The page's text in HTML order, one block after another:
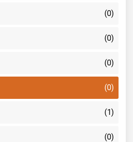
(0)
(0)
(0)
(0)
(1)
(0)